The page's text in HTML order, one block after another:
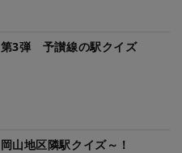
第3弾 予讃線の駅クイズ
岡山地区隣駅クイズ～！